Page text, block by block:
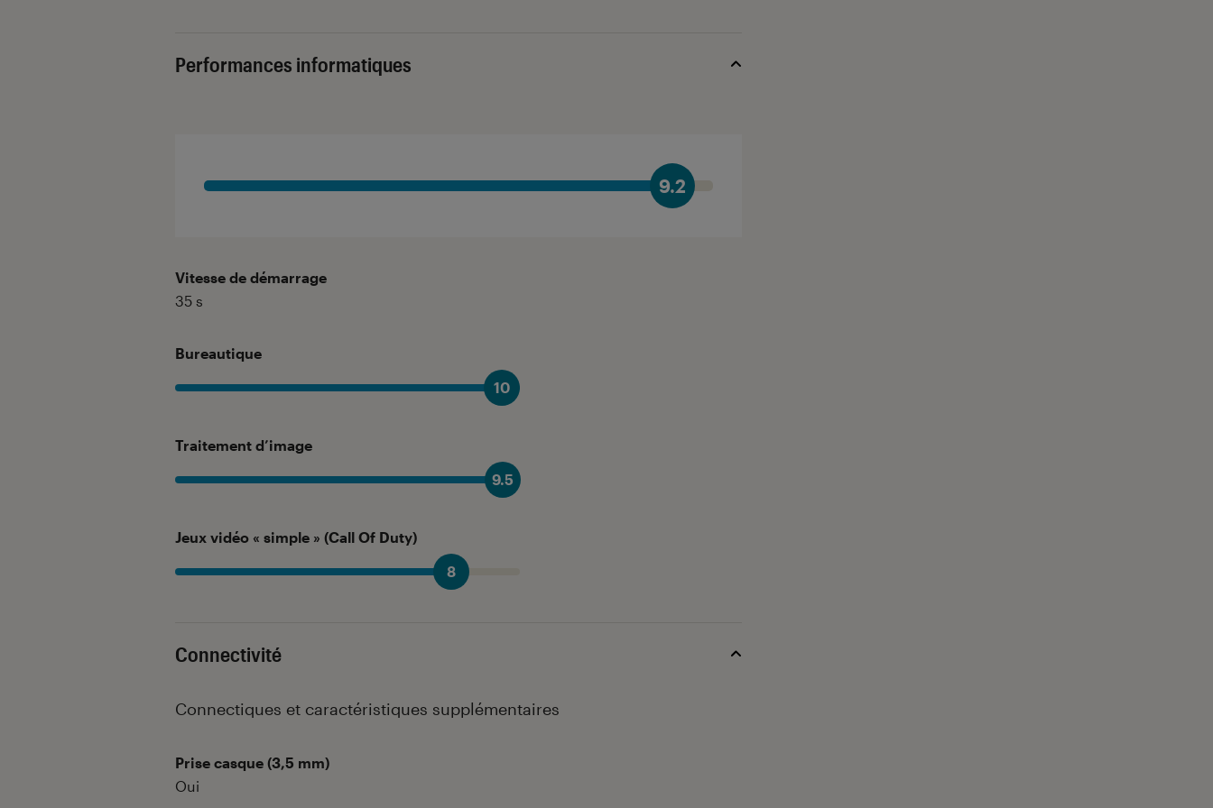
Performances informatiques
9.2
Vitesse de démarrage
35 s
Bureautique
10
Traitement d’image
9.5
Jeux vidéo « simple » (Call Of Duty)
8
Connectivité
Connectiques et caractéristiques supplémentaires
Prise casque (3,5 mm)
Oui